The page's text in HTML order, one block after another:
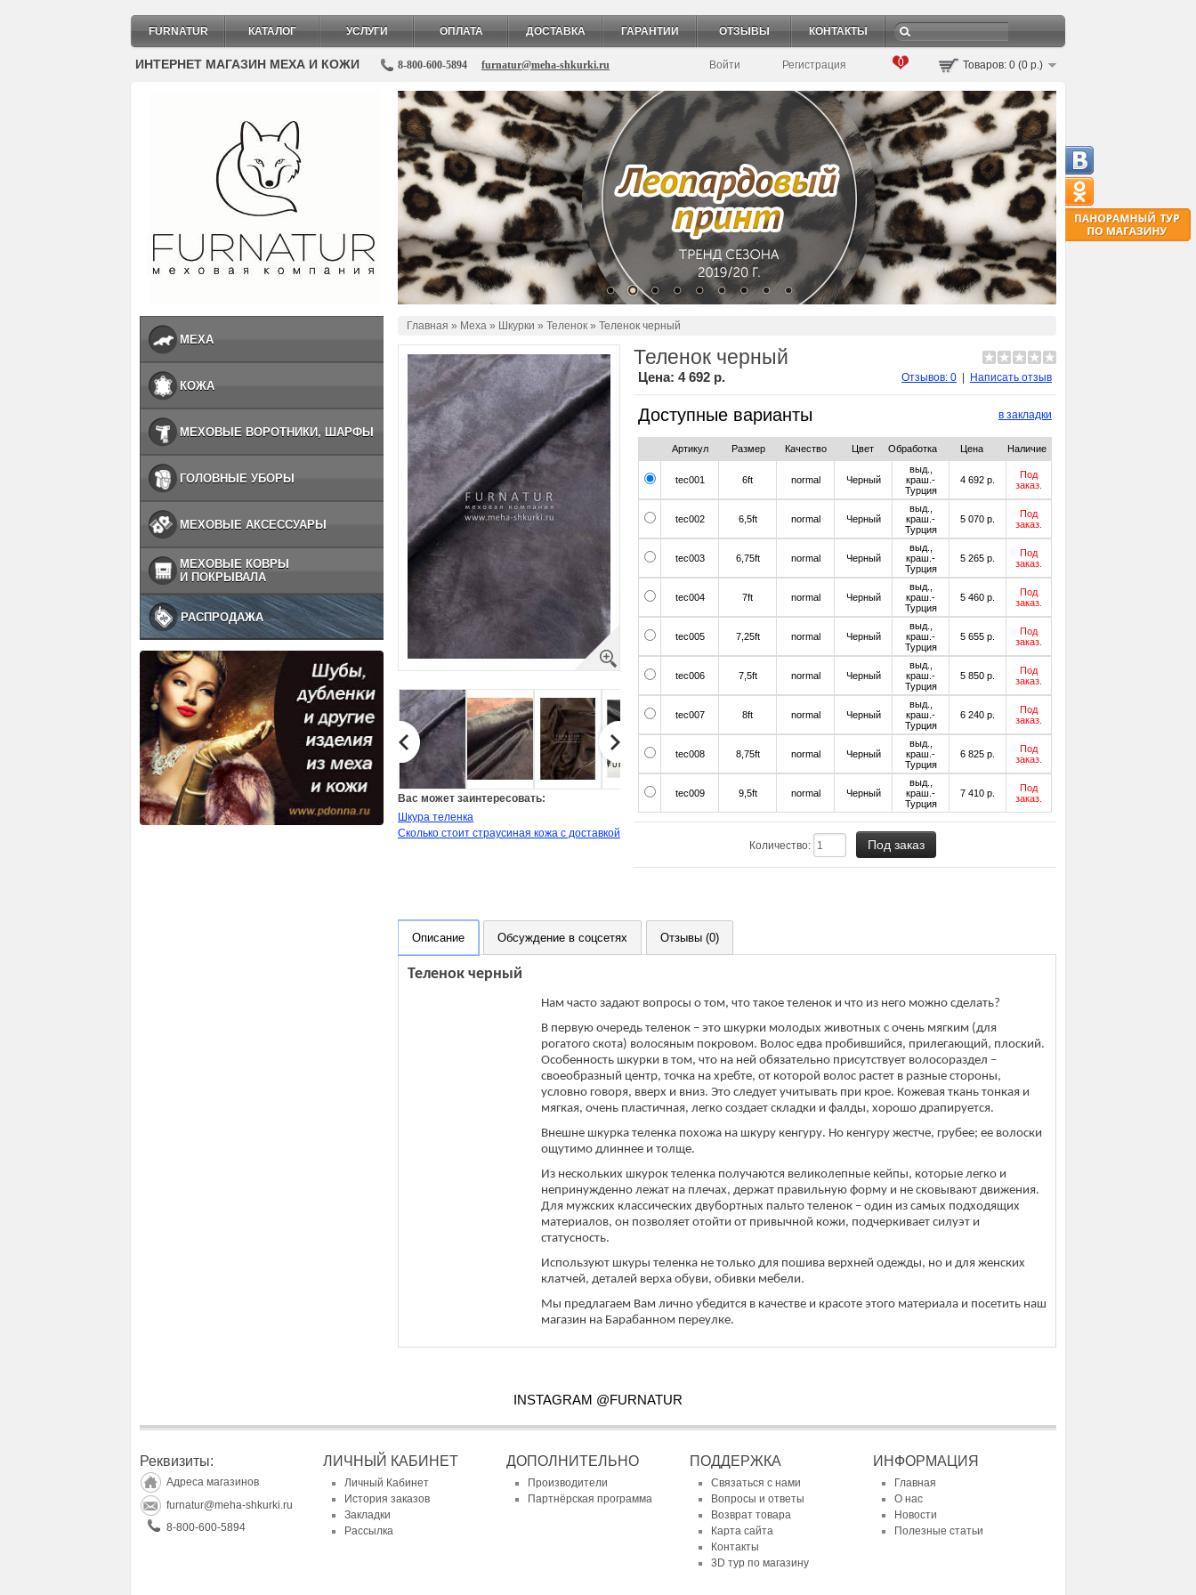
FURNATUR КАТАЛОГ УСЛУГИ ОПЛАТА ДОСТАВКА ГАРАНТИИ ОТЗЫВЫ КОНТАКТЫ
ИНТЕРНЕТ МАГАЗИН МЕХА И КОЖИ 8-800-600-5894 furnatur@meha-shkurki.ru Войти Регистрация 0 Товаров: 0 (0 р.)
МЕХА
КОЖА
МЕХОВЫЕ ВОРОТНИКИ, ШАРФЫ
ГОЛОВНЫЕ УБОРЫ
МЕХОВЫЕ АКСЕССУАРЫ
МЕХОВЫЕ КОВРЫ
И ПОКРЫВАЛА
РАСПРОДАЖА
Главная » Меха » Шкурки » Теленок » Теленок черный
Вас может заинтересовать:
Шкура теленка
Сколько стоит страусиная кожа с доставкой
Теленок черный
Отзывов: 0 Написать отзыв
Цена: 4 692 р.
в закладки
Доступные варианты
Артикул Размер Качество Цвет Обработка Цена Наличие
tec001 6ft normal Черный
выд.,
краш.-
Турция
4 692 р.
Под
заказ.
tec002 6,5ft normal Черный
выд.,
краш.-
Турция
5 070 р.
Под
заказ.
tec003 6,75ft normal Черный
выд.,
краш.-
Турция
5 265 р.
Под
заказ.
tec004 7ft normal Черный
выд.,
краш.-
Турция
5 460 р.
Под
заказ.
tec005 7,25ft normal Черный
выд.,
краш.-
Турция
5 655 р.
Под
заказ.
tec006 7,5ft normal Черный
выд.,
краш.-
Турция
5 850 р.
Под
заказ.
tec007 8ft normal Черный
выд.,
краш.-
Турция
6 240 р.
Под
заказ.
tec008 8,75ft normal Черный
выд.,
краш.-
Турция
6 825 р.
Под
заказ.
tec009 9,5ft normal Черный
выд.,
краш.-
Турция
7 410 р.
Под
заказ.
Количество:
Описание Обсуждение в соцсетях Отзывы (0)
Теленок черный
Нам часто задают вопросы о том, что такое теленок и что из него можно сделать?
В первую очередь теленок – это шкурки молодых животных с очень мягким (для
рогатого скота) волосяным покровом. Волос едва пробившийся, прилегающий, плоский.
Особенность шкурки в том, что на ней обязательно присутствует волосораздел –
своеобразный центр, точка на хребте, от которой волос растет в разные стороны,
условно говоря, вверх и вниз. Это следует учитывать при крое. Кожевая ткань тонкая и
мягкая, очень пластичная, легко создает складки и фалды, хорошо драпируется.
Внешне шкурка теленка похожа на шкуру кенгуру. Но кенгуру жестче, грубее; ее волоски
ощутимо длиннее и толще.
Из нескольких шкурок теленка получаются великолепные кейпы, которые легко и
непринужденно лежат на плечах, держат правильную форму и не сковывают движения.
Для мужских классических двубортных пальто теленок – один из самых подходящих
материалов, он позволяет отойти от привычной кожи, подчеркивает силуэт и
статусность.
Используют шкуры теленка не только для пошива верхней одежды, но и для женских
клатчей, деталей верха обуви, обивки мебели.
Мы предлагаем Вам лично убедится в качестве и красоте этого материала и посетить наш
магазин на Барабанном переулке.
INSTAGRAM @FURNATUR
Реквизиты:
Адреса магазинов
furnatur@meha-shkurki.ru
8-800-600-5894
ЛИЧНЫЙ КАБИНЕТ
Личный Кабинет
История заказов
Закладки
Рассылка
ДОПОЛНИТЕЛЬНО
Производители
Партнёрская программа
ПОДДЕРЖКА
Связаться с нами
Вопросы и ответы
Возврат товара
Карта сайта
Контакты
3D тур по магазину
ИНФОРМАЦИЯ
Главная
О нас
Новости
Полезные статьи